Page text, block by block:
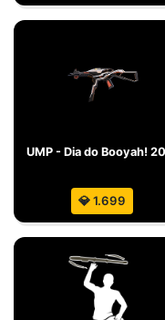
UMP - Dia do Booyah!
💎 1.699